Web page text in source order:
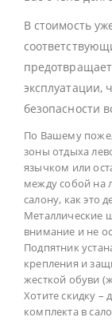
В стоимость
эксплуатации,
безопасности
По Вашему
зоны отдыха
язычком или
между собой на
салону, как это
Металлические
внимание и не
Подпятник
крепления и
жесткой обуви
Хотите скидку –
комплекта в